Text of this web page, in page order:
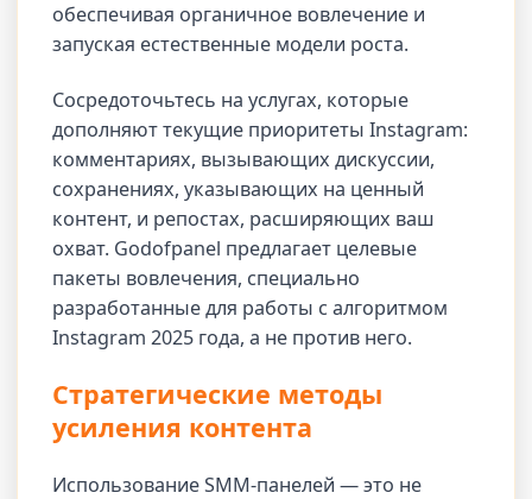
обеспечивая органичное вовлечение и
запуская естественные модели роста.
Сосредоточьтесь на услугах, которые
дополняют текущие приоритеты Instagram:
комментариях, вызывающих дискуссии,
сохранениях, указывающих на ценный
контент, и репостах, расширяющих ваш
охват. Godofpanel предлагает целевые
пакеты вовлечения, специально
разработанные для работы с алгоритмом
Instagram 2025 года, а не против него.
Стратегические методы
усиления контента
Использование SMM-панелей — это не